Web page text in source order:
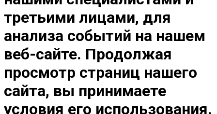
третьими лицами, для
анализа событий на нашем
веб-сайте. Продолжая
просмотр страниц нашего
сайта, вы принимаете
условия его использования.